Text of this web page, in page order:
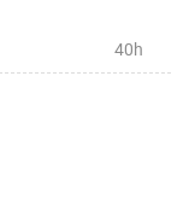
40h